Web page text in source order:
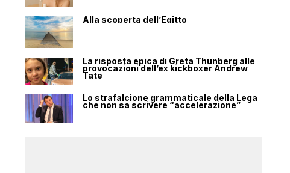
Alla scoperta dell’Egitto
La risposta epica di Greta Thunberg alle
provocazioni dell’ex kickboxer Andrew
Tate
Lo strafalcione grammaticale della Lega
che non sa scrivere “accelerazione”